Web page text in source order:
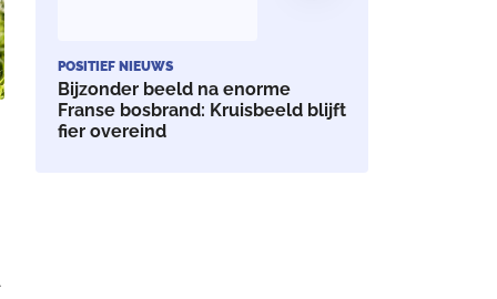
POSITIEF NIEUWS
Bijzonder beeld na enorme
Franse bosbrand: Kruisbeeld blijft
fier overeind